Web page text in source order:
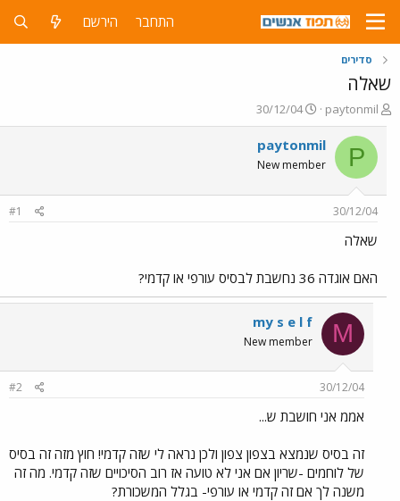
התחבר הירשם
סדירים
שאלה
פ
ו
ת
ח
ה
ש
א
paytonmil
פ
ו
ר
ם
30/12/04
P
paytonmil
New member
30/12/04
#1
שאלה
האם אוגדה 36 נחשבת לבסיס עורפי או קדמי?
M
my s e l f
New member
30/12/04
#2
אממ אני חושבת ש...
זה בסיס שנמצא בצפון צפון ולכן נראה לי שזה קדמי! חוץ מזה זה בסיס
של לוחמים -שריון אם אני לא טועה אז רוב הסיכויים שזה קדמי. מה זה
משנה לך אם זה קדמי או עורפי- בגלל המשכורת?